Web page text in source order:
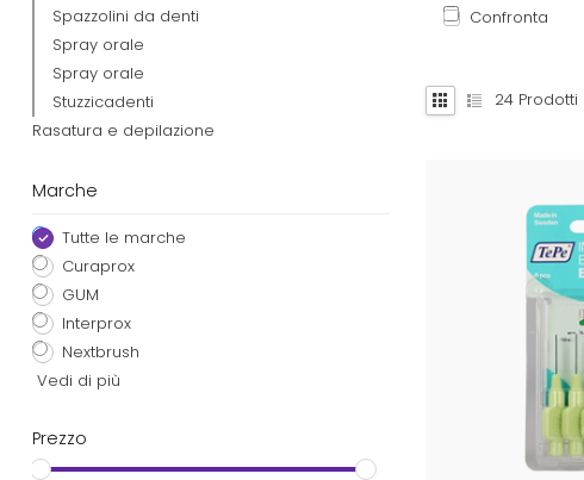
Spazzolini da denti
Spray orale
Spray orale
Stuzzicadenti
Rasatura e depilazione
Marche
Tutte le marche
Curaprox
GUM
Interprox
Nextbrush
Vedi di più
Prezzo
Confronta
24 Prodotti